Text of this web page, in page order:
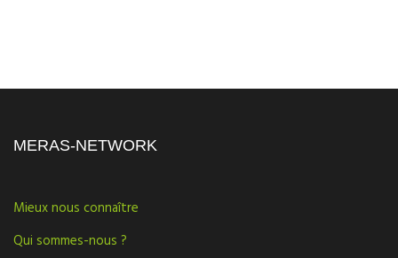
MERAS-NETWORK
Mieux nous connaître
Qui sommes-nous ?